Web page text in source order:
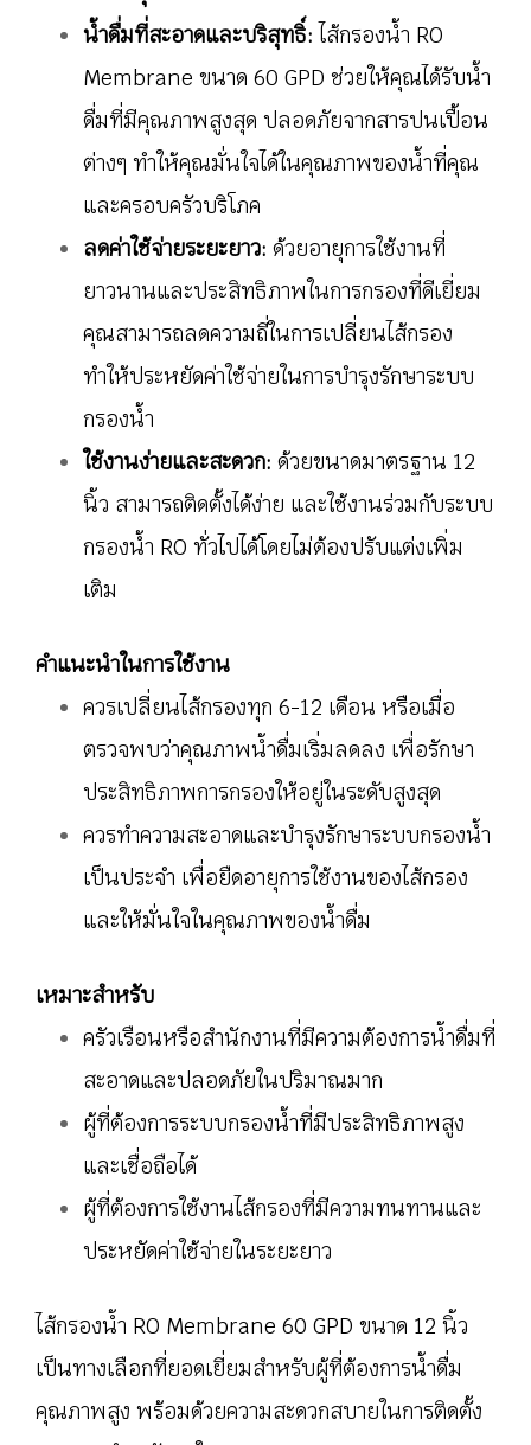
น้ำดื่มที่สะอาดและบริสุทธิ์: ไส้กรองน้ำ RO
Membrane ขนาด 60 GPD ช่วยให้คุณได้รับน้ำ
ดื่มที่มีคุณภาพสูงสุด ปลอดภัยจากสารปนเปื้อน
ต่างๆ ทำให้คุณมั่นใจได้ในคุณภาพของน้ำที่คุณ
และครอบครัวบริโภค
ลดค่าใช้จ่ายระยะยาว: ด้วยอายุการใช้งานที่
ยาวนานและประสิทธิภาพในการกรองที่ดีเยี่ยม
คุณสามารถลดความถี่ในการเปลี่ยนไส้กรอง
ทำให้ประหยัดค่าใช้จ่ายในการบำรุงรักษาระบบ
กรองน้ำ
ใช้งานง่ายและสะดวก: ด้วยขนาดมาตรฐาน 12
นิ้ว สามารถติดตั้งได้ง่าย และใช้งานร่วมกับระบบ
กรองน้ำ RO ทั่วไปได้โดยไม่ต้องปรับแต่งเพิ่ม
เติม
คำแนะนำในการใช้งาน
ควรเปลี่ยนไส้กรองทุก 6-12 เดือน หรือเมื่อ
ตรวจพบว่าคุณภาพน้ำดื่มเริ่มลดลง เพื่อรักษา
ประสิทธิภาพการกรองให้อยู่ในระดับสูงสุด
ควรทำความสะอาดและบำรุงรักษาระบบกรองน้ำ
เป็นประจำ เพื่อยืดอายุการใช้งานของไส้กรอง
และให้มั่นใจในคุณภาพของน้ำดื่ม
เหมาะสำหรับ
ครัวเรือนหรือสำนักงานที่มีความต้องการน้ำดื่มที่
สะอาดและปลอดภัยในปริมาณมาก
ผู้ที่ต้องการระบบกรองน้ำที่มีประสิทธิภาพสูง
และเชื่อถือได้
ผู้ที่ต้องการใช้งานไส้กรองที่มีความทนทานและ
ประหยัดค่าใช้จ่ายในระยะยาว
ไส้กรองน้ำ RO Membrane 60 GPD ขนาด 12 นิ้ว
เป็นทางเลือกที่ยอดเยี่ยมสำหรับผู้ที่ต้องการน้ำดื่ม
คุณภาพสูง พร้อมด้วยความสะดวกสบายในการติดตั้ง